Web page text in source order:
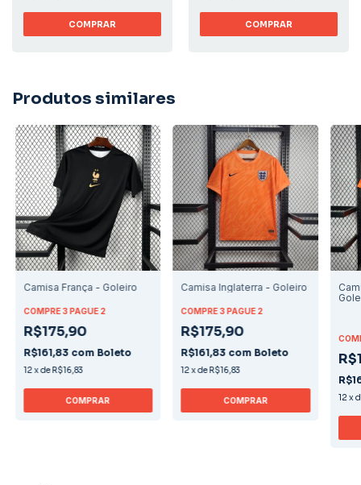
COMPRAR COMPRAR
Produtos similares
Camisa França - Goleiro
COMPRE 3 PAGUE 2
R$175,90
R$161,83 com Boleto
12xdeR$16,83
COMPRAR
Camisa Inglaterra - Goleiro
COMPRE 3 PAGUE 2
R$175,90
R$161,83 com Boleto
12xdeR$16,83
COMPRAR 12 x